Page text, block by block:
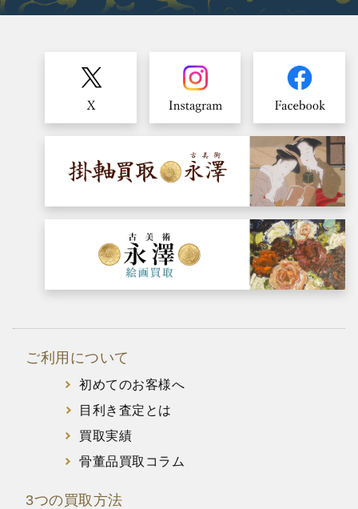
ご利用について
初めてのお客様へ
目利き査定とは
買取実績
骨董品買取コラム
3つの買取方法